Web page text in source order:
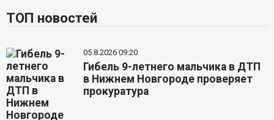
ТОП новостей
05.8.2026 09:20
Гибель 9-летнего мальчика в ДТП
в Нижнем Новгороде проверяет
прокуратура